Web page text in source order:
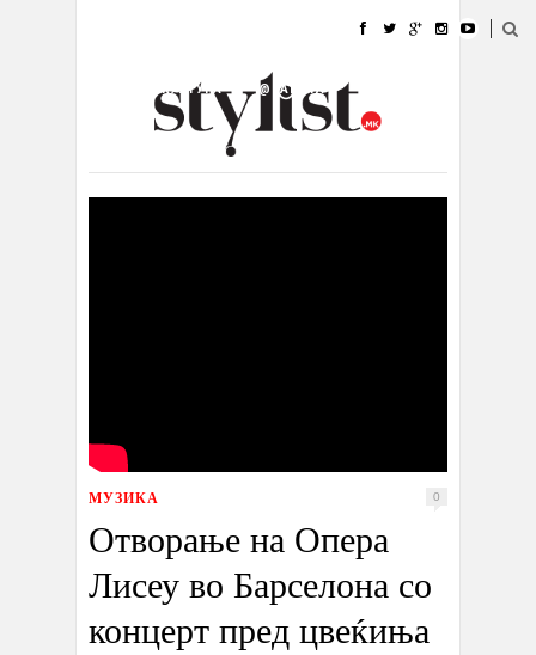
УБАВИНА
КУЛТУРА @РАБОТА
ИЗЛОГ
МУЗИКА 0
Отворање на Опера
Лисеу во Барселона со
концерт пред цвеќиња